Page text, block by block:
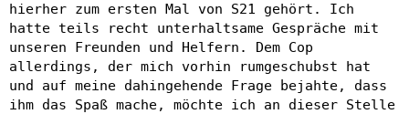
hierher zum ersten Mal von S21 gehört. Ich
hatte teils recht unterhaltsame Gespräche mit
unseren Freunden und Helfern. Dem Cop
allerdings, der mich vorhin rumgeschubst hat
und auf meine dahingehende Frage bejahte, dass
ihm das Spaß mache, möchte ich an dieser Stelle